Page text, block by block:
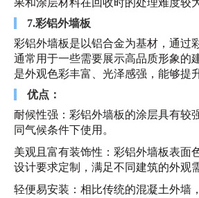
果和涂层材料在回收时的处理难度较大
7.彩铝外墙板
彩铝外墙板是以铝合金为基材，通过
通常用于一些需要展示高品质形象的
是外观色彩丰富、光泽感强，能够提
优点：
耐候性强：彩铝外墙板的涂层具有较
同气候条件下使用。
美观且富有装饰性：彩铝外墙板表面
设计要求定制，满足不同建筑的外观
轻便易安装：相比传统的混凝土外墙